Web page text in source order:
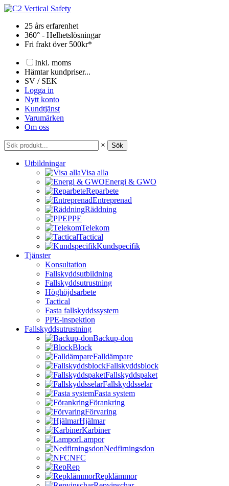
Hoppa
innehåll25 års erfarenhet
360° - Helhetslösningar
Fri frakt över 500kr*
Inkl. moms
Hämtar kundpriser...
SV / SEK
Logga in
Nytt konto
Kundtjänst
Varumärken
Om oss
× Sök
Utbildningar
Visa alla
Energi & GWO
Reparbete
Entreprenad
Räddning
PPE
Telekom
Tactical
Kundspecifik
Tjänster
Konsultation
Fallskyddsutbildning
Fallskyddsutrustning
Höghöjdsarbete
Tactical
Fasta fallskyddssystem
PPE-inspektion
Fallskyddsutrustning
Backup-don
Block
Falldämpare
Fallskyddsblock
Fallskyddspaket
Fallskyddsselar
Fasta system
Förankring
Förvaring
Hjälmar
Karbiner
Lampor
Nedfirningsdon
NFC
Rep
Repklämmor